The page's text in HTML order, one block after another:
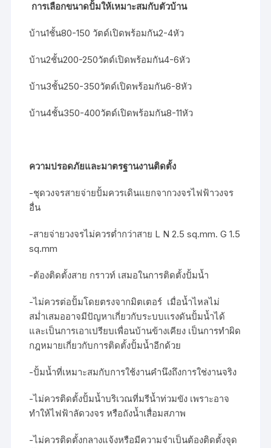
การเลือกขนาดปั้มให้เหมาะสมกับตัวบ้าน
บ้าน1ชั้น80-150 วัตด์เปิดพร้อมกัน2-4หัว
บ้าน2ชั้น200-250วัตด์เปิดพร้อมกัน4-6หัว
บ้าน3ชั้น250-350วัตด์เปิดพร้อมกัน6-8หัว
บ้าน4ชั้น350-400วัตด์เปิดพร้อมกัน8-11หัว
ความปรอดภัยและมาตรฐานงานติดตั้ง
-ชุดวงจรสายจ่ายปั้มควรเดินแยกจากวงจรไฟฟ้าวงจร
อื่น
-สายจ่ายวงจรไม่ควรต่ำกว่าสาย L N 2.5 sq.mm. G 1.5
sq.mm
-ต้องติดตั้งสาย กราวท์ เสมอในการติดตั้งปั้มน้ำ
-ไม่ควรต่อปั้มโดยตรงจากมิตเตอร์ เมื่อน้ำไหลไม่
สม่ำเสมออาจมีปัญหาเกี่ยวกับระบบเเรงดันปั้มน้ำได้
และเป็นการเอาเปรียบเพื่อนบ้านข้างเคียง เป็นการทำผิด
กฎหมายเกี่ยวกับการติดตั้งปั้มน้ำอีกด้วย
-ปั้มน้ำที่เหมาะสมกับการใช้งานคำนึงถึงการใช่งานจริง
-ไม่ควรติดตั้งปั้มน้ำบริเวณที่มรีน้ำท่วมขัง เพราะอาจ
ทำให้ไฟฟ้าลัดวงจร หรือถังน้ำเสื่อมสภาพ
-ไม่ควรติดตั้งกลางแจ้งหรือมีความจำเป็นต้องติดตั้งจุด